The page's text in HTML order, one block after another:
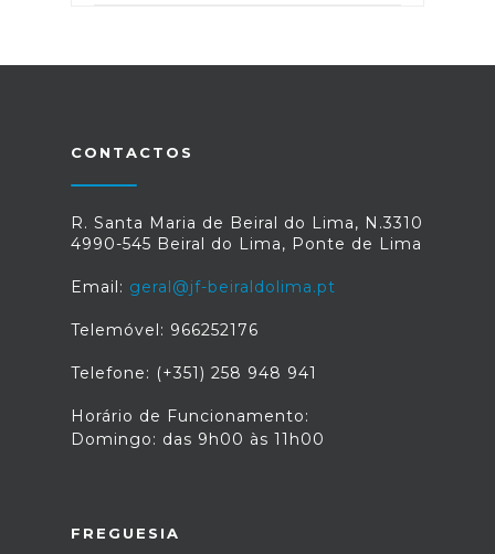
CONTACTOS
R. Santa Maria de Beiral do Lima, N.3310
4990-545 Beiral do Lima, Ponte de Lima
Email: geral@jf-beiraldolima.pt
Telemóvel: 966252176
Telefone: (+351) 258 948 941
Horário de Funcionamento:
Domingo: das 9h00 às 11h00
FREGUESIA